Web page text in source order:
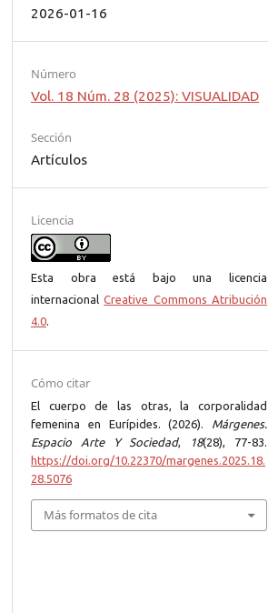
2026-01-16
Número
Vol. 18 Núm. 28 (2025): VISUALIDAD
Sección
Artículos
Licencia
Esta obra está bajo una licencia
internacionalCreative Commons Atribución
4.0.
Cómo citar
El cuerpo de las otras, la corporalidad
femenina en Eurípides. (2026). Márgenes.
Espacio Arte Y Sociedad, 18(28), 77-83.
https://doi.org/10.22370/margenes.2025.18.
28.5076
Más formatos de cita